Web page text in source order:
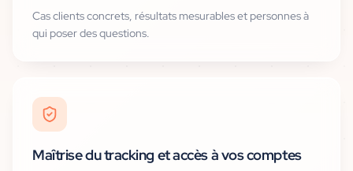
Cas clients concrets, résultats mesurables et personnes à
qui poser des questions.
Maîtrise du tracking et accès à vos comptes